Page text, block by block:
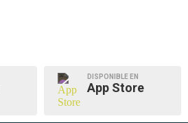
DISPONIBLE EN
App Store